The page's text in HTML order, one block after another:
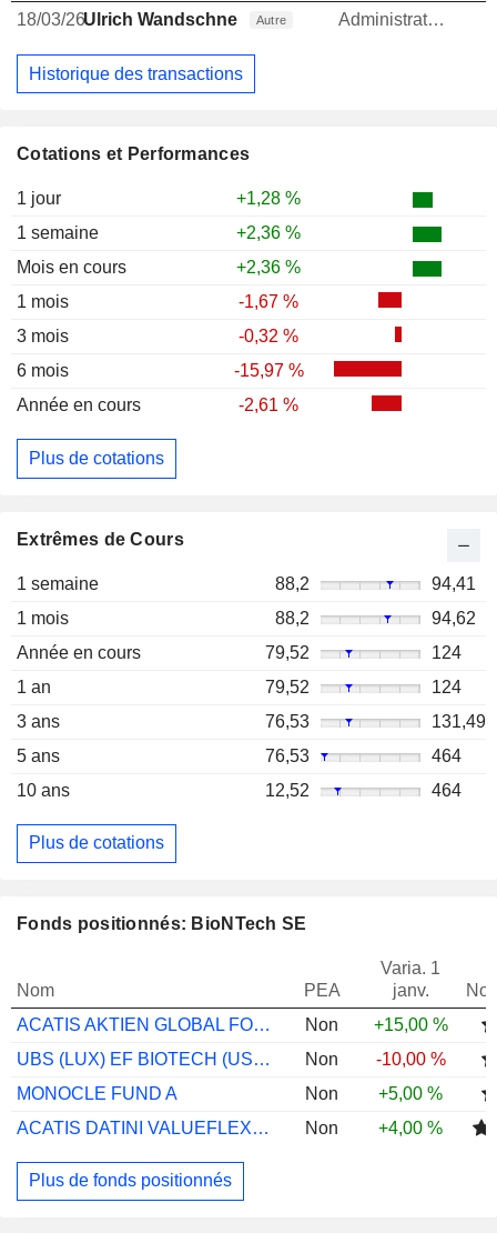
Cotations et Performances
1 jour
+1,28 %
1 semaine
+2,36 %
Mois en cours
+2,36 %
1 mois
-1,67 %
3 mois
-0,32 %
6 mois
-15,97 %
Année en cours
-2,61 %
Plus de cotations
Extrêmes de Cours
1 semaine 88,2
94,41
1 mois
88,2
94,62
Année en cours
79,52
124
1 an
79,52
124
3 ans
76,53
131,49
5 ans
76,53
464
10 ans
12,52 464
Plus de cotations
18/03/26Ulrich WandschneiderAutre Administrateur
Historique des transactions
Fonds positionnés: BioNTech SE
Nom PEA
Varia. 1
janv.
ACATIS AKTIEN GLOBAL FONDS A
Non
+15,00 %
UBS (LUX) EF BIOTECH (USD) P-ACC
Non
-10,00 %
MONOCLE FUND A
Non
+5,00 %
ACATIS DATINI VALUEFLEX FONDS B
Non +4,00 %
Plus de fonds positionnés